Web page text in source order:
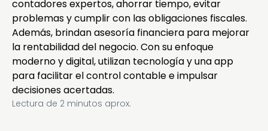
contadores expertos, ahorrar tiempo, evitar
problemas y cumplir con las obligaciones fiscales.
Además, brindan asesoría financiera para mejorar
la rentabilidad del negocio. Con su enfoque
moderno y digital, utilizan tecnología y una app
para facilitar el control contable e impulsar
decisiones acertadas.
Lectura de 2 minutos aprox.